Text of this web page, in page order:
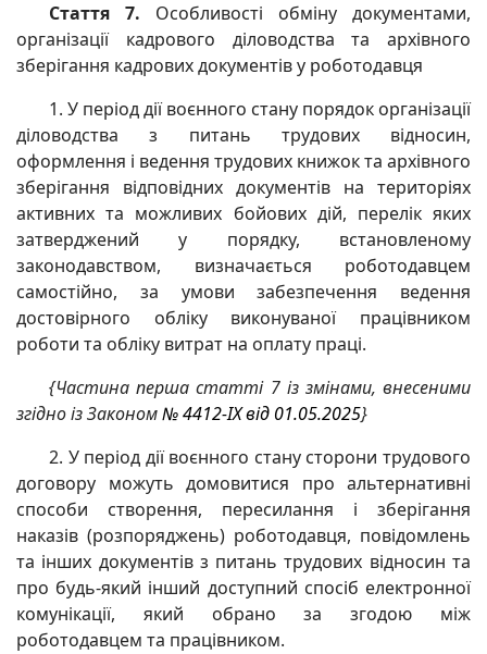
Стаття 7. Особливості обміну документами,
організації кадрового діловодства та архівного
зберігання кадрових документів у роботодавця
1. У період дії воєнного стану порядок організації
діловодства з питань трудових відносин,
оформлення і ведення трудових книжок та архівного
зберігання відповідних документів на територіях
активних та можливих бойових дій, перелік яких
затверджений у порядку, встановленому
законодавством, визначається роботодавцем
самостійно, за умови забезпечення ведення
достовірного обліку виконуваної працівником
роботи та обліку витрат на оплату праці.
{Частина перша статті 7 із змінами, внесеними
згідно із Законом№ 4412-IX від 01.05.2025}
2. У період дії воєнного стану сторони трудового
договору можуть домовитися про альтернативні
способи створення, пересилання і зберігання
наказів (розпоряджень) роботодавця, повідомлень
та інших документів з питань трудових відносин та
про будь-який інший доступний спосіб електронної
комунікації, який обрано за згодою між
роботодавцем та працівником.